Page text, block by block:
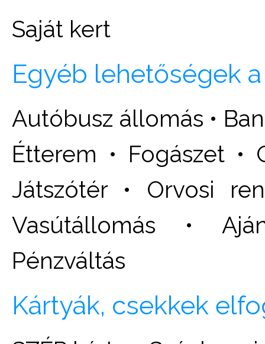
Saját kert
Egyéb lehetőségek
Autóbusz állomás •
Étterem • Fogászet •
Játszótér • Orvosi
Vasútállomás •
Pénzváltás
Kártyák, csekkek